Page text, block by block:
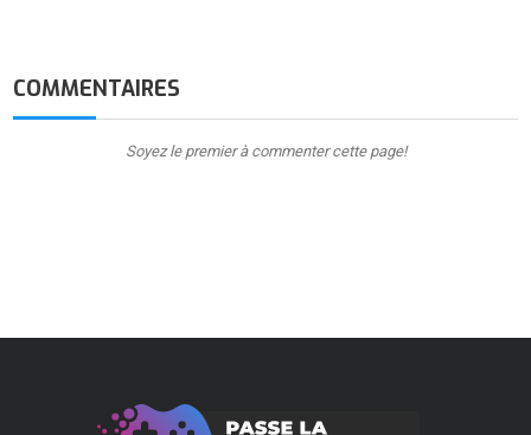
COMMENTAIRES
Soyez le premier à commenter cette page!